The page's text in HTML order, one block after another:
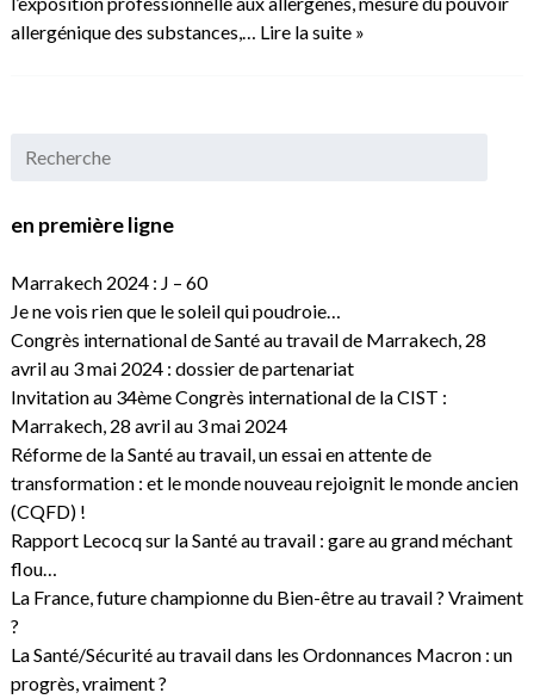
allergénique des substances,… Lire la suite »
en première ligne
Marrakech 2024 : J – 60
Je ne vois rien que le soleil qui poudroie…
Congrès international de Santé au travail de Marrakech, 28
avril au 3 mai 2024 : dossier de partenariat
Invitation au 34ème Congrès international de la CIST :
Marrakech, 28 avril au 3 mai 2024
Réforme de la Santé au travail, un essai en attente de
transformation : et le monde nouveau rejoignit le monde ancien
(CQFD) !
Rapport Lecocq sur la Santé au travail : gare au grand méchant
flou…
La France, future championne du Bien-être au travail ? Vraiment
?
La Santé/Sécurité au travail dans les Ordonnances Macron : un
progrès, vraiment ?